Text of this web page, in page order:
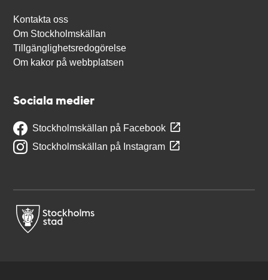
Kontakta oss
Om Stockholmskällan
Tillgänglighetsredogörelse
Om kakor på webbplatsen
Sociala medier
Stockholmskällan på Facebook
Stockholmskällan på Instagram